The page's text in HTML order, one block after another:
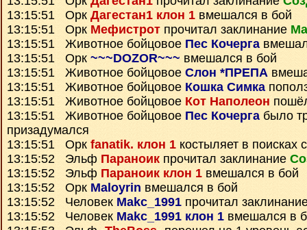
13:15:51 Орк Дагестан1 клон 1 вмешался в бой
13:15:51 Орк Мефистрот прочитал заклинание
13:15:51 Животное бойцовое Пес Кочерга
13:15:51 Орк ~~~DOZOR~~~ вмешался в бой
13:15:51 Животное бойцовое Слон *ПРЕПА
13:15:51 Животное бойцовое Кошка Симка
13:15:51 Животное бойцовое Кот Наполеон
13:15:51 Животное бойцовое Пес Кочергабыло
призадумался
13:15:51 Орк fanatik. клон 1 костыляет в поисках
13:15:52 Эльф Параноик прочитал заклинание
13:15:52 Эльф Параноик клон 1 вмешался в бой
13:15:52 Орк Maloyrin вмешался в бой
13:15:52 Человек Makc_1991 прочитал
13:15:52 Человек Makc_1991 клон 1 вмешался в